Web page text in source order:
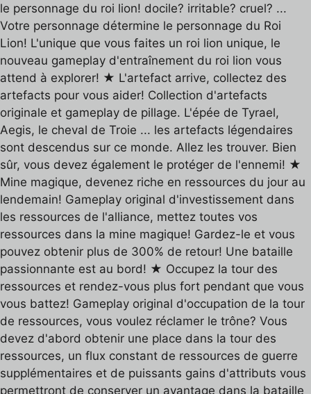
le personnage du roi lion! docile? irritable? cruel? ...
Votre personnage détermine le personnage du Roi
Lion! L'unique que vous faites un roi lion unique, le
nouveau gameplay d'entraînement du roi lion vous
attend à explorer! ★ L'artefact arrive, collectez des
artefacts pour vous aider! Collection d'artefacts
originale et gameplay de pillage. L'épée de Tyrael,
Aegis, le cheval de Troie ... les artefacts légendaires
sont descendus sur ce monde. Allez les trouver. Bien
sûr, vous devez également le protéger de l'ennemi! ★
Mine magique, devenez riche en ressources du jour au
lendemain! Gameplay original d'investissement dans
les ressources de l'alliance, mettez toutes vos
ressources dans la mine magique! Gardez-le et vous
pouvez obtenir plus de 300% de retour! Une bataille
passionnante est au bord! ★ Occupez la tour des
ressources et rendez-vous plus fort pendant que vous
vous battez! Gameplay original d'occupation de la tour
de ressources, vous voulez réclamer le trône? Vous
devez d'abord obtenir une place dans la tour des
ressources, un flux constant de ressources de guerre
supplémentaires et de puissants gains d'attributs vous
permettront de conserver un avantage dans la bataille